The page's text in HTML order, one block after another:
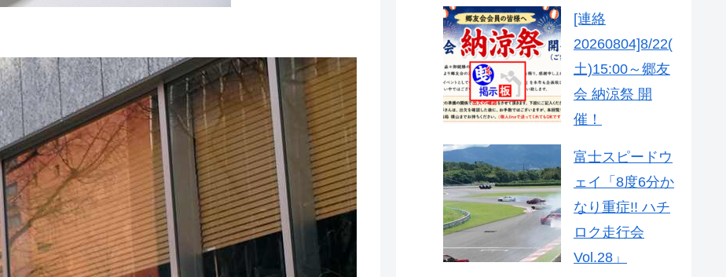
[連絡
20260804]8/22(
土)15:00～郷友
会 納涼祭 開
催！
富士スピードウ
ェイ「8度6分か
なり重症!! ハチ
ロク走行会
Vol.28」